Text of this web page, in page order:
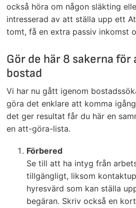
också höra om någon släkting
intresserad av att ställa upp ett
tomt, få en extra passiv inkomst
Gör de här 8 sakerna
bostad
Vi har nu gått igenom
göra det enklare att komma
det ger resultat får du här en
en att-göra-lista.
Förbered
Se till att ha intyg från
tillgängligt, liksom
hyresvärd som kan ställa
begäran. Skriv också en